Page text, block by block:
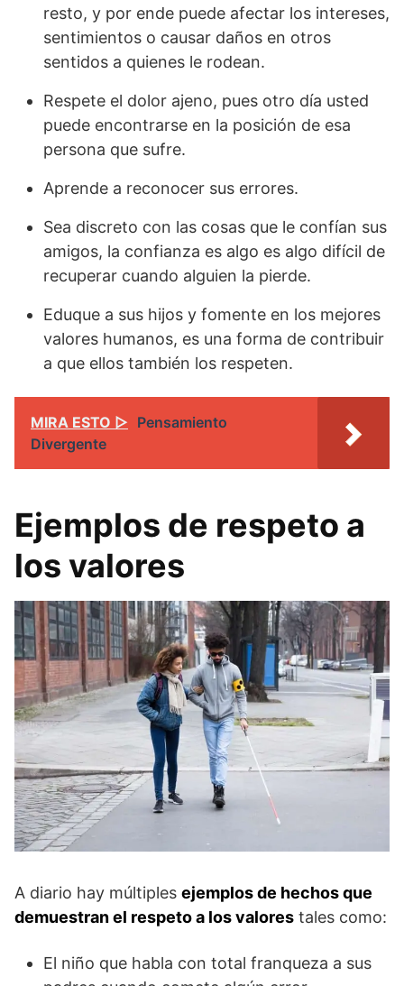
resto, y por ende puede afectar los intereses,
sentimientos o causar daños en otros
sentidos a quienes le rodean.
Respete el dolor ajeno, pues otro día usted
puede encontrarse en la posición de esa
persona que sufre.
Aprende a reconocer sus errores.
Sea discreto con las cosas que le confían sus
amigos, la confianza es algo es algo difícil de
recuperar cuando alguien la pierde.
Eduque a sus hijos y fomente en los mejores
valores humanos, es una forma de contribuir
a que ellos también los respeten.
MIRA ESTO ▷ Pensamiento
Divergente
Ejemplos de respeto a
los valores
A diario hay múltiples ejemplos de hechos que
demuestran el respeto a los valores tales como:
El niño que habla con total franqueza a sus